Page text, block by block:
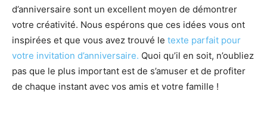
d’anniversaire sont un excellent moyen de démontrer
votre créativité. Nous espérons que ces idées vous ont
inspirées et que vous avez trouvé le texte parfait pour
votre invitation d’anniversaire. Quoi qu’il en soit, n’oubliez
pas que le plus important est de s’amuser et de profiter
de chaque instant avec vos amis et votre famille !